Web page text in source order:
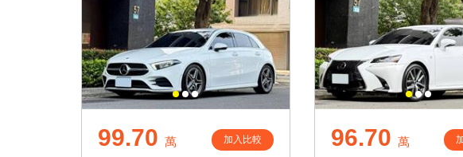
99.70 萬 加入比較 96.70 萬